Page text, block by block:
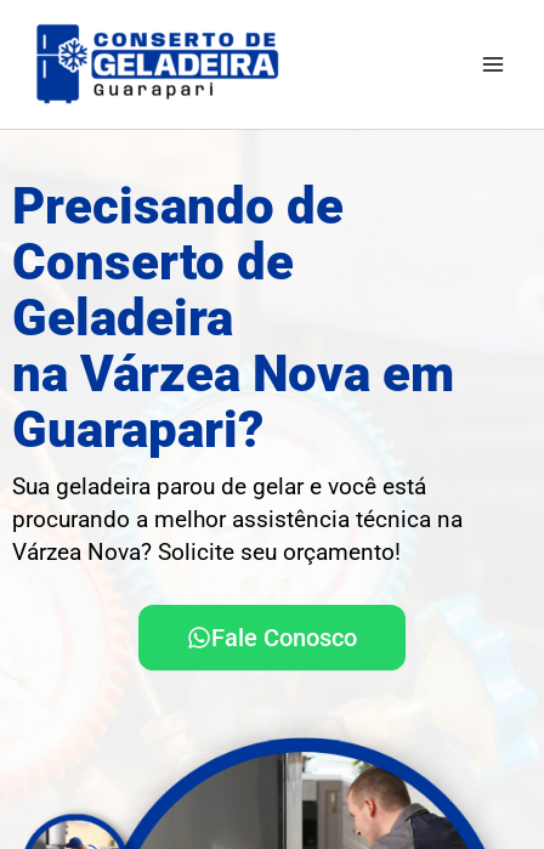
para
Precisando de
Conserto de
Geladeira
na Várzea Nova em
Guarapari?
Sua geladeira parou de gelar e você está
procurando a melhor assistência técnica na
Várzea Nova? Solicite seu orçamento!
Fale Conosco